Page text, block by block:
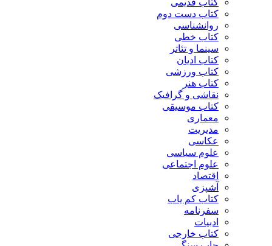
کتاب قدیمی
کتاب دست دوم
روانشناسی
کتاب خطی
سینما و تئاتر
کتاب ادیان
کتاب ورزشی
کتاب هنر
نقاشی و گرافیک
کتاب موسیقی
معماری
مدیریت
عکاسی
علوم سیاسی
علوم اجتماعی
اقتصاد
آشپزی
کتاب کم یاب
سفرنامه
ادبیات
کتاب خارجی